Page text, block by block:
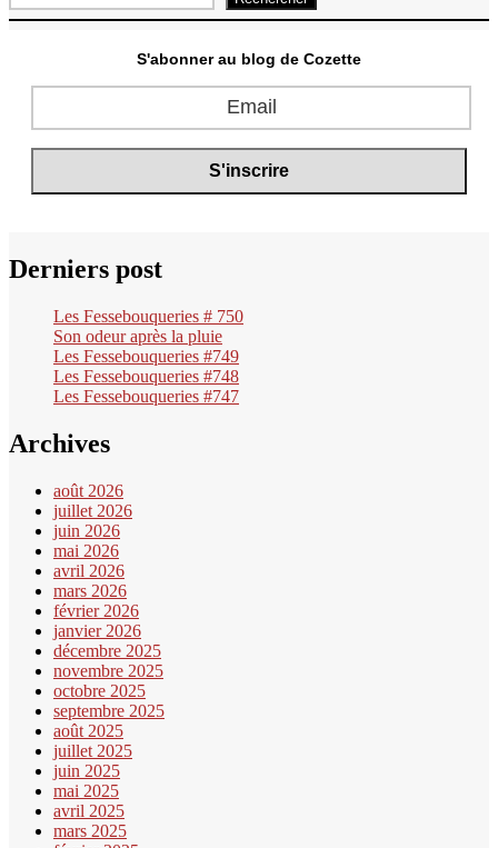
S'abonner au blog de Cozette
Derniers post
Les Fessebouqueries # 750
Son odeur après la pluie
Les Fessebouqueries #749
Les Fessebouqueries #748
Les Fessebouqueries #747
Archives
août 2026
juillet 2026
juin 2026
mai 2026
avril 2026
mars 2026
février 2026
janvier 2026
décembre 2025
novembre 2025
octobre 2025
septembre 2025
août 2025
juillet 2025
juin 2025
mai 2025
avril 2025
mars 2025